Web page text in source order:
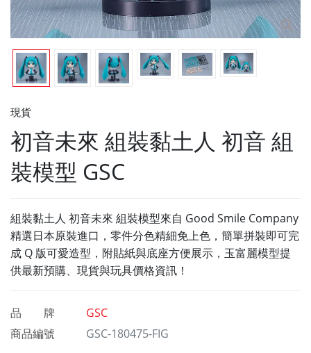
現貨
初音未來 組裝黏土人 初音 組
裝模型 GSC
組裝黏土人 初音未來 組裝模型來自 Good Smile Company
精選日本原裝進口，零件分色精細免上色，簡單拼裝即可完
成 Q 版可愛造型，附貼紙與底座方便展示，玉富麗模型提
供最新預購、現貨與玩具價格資訊！
品 牌
GSC
商品編號
GSC-180475-FIG